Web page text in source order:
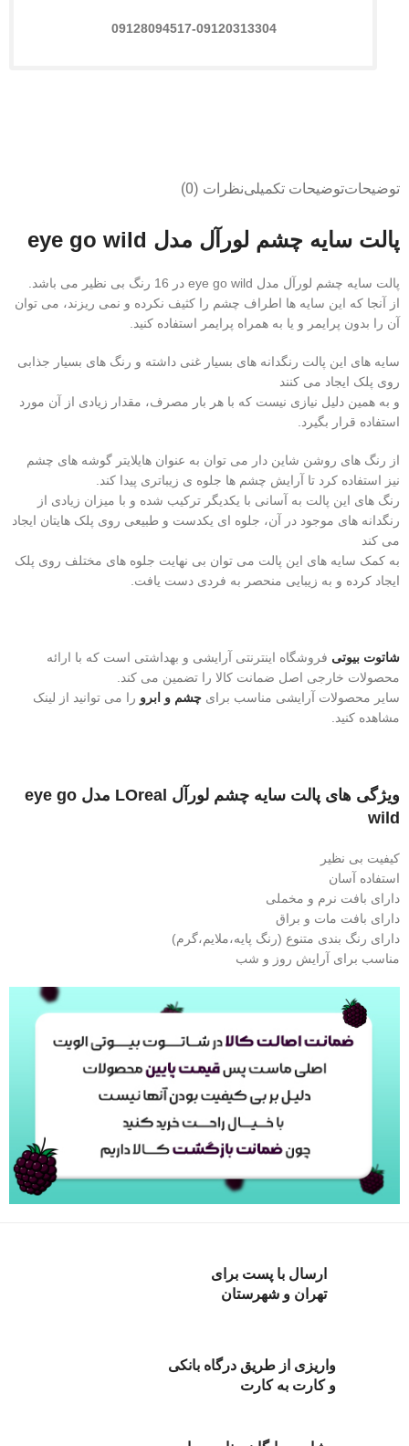
09128094517-09120313304
توضیحاتتوضیحات تکمیلینظرات (0)
پالت سایه چشم لورآل مدل eye go wild
پالت سایه چشم لورآل مدل eye go wild در 16 رنگ بی نظیر می باشد.
از آنجا که این سایه ها اطراف چشم را کثیف نکرده و نمی ریزند، می توان
آن را بدون پرایمر و یا به همراه پرایمر استفاده کنید.
سایه های این پالت رنگدانه های بسیار غنی داشته و رنگ های بسیار جذابی
روی پلک ایجاد می کنند
و به همین دلیل نیازی نیست که با هر بار مصرف، مقدار زیادی از آن مورد
استفاده قرار بگیرد.
از رنگ های روشن شاین دار می توان به عنوان هایلایتر گوشه های چشم
نیز استفاده کرد تا آرایش چشم ها جلوه ی زیباتری پیدا کند.
رنگ های این پالت به آسانی با یکدیگر ترکیب شده و با میزان زیادی از
رنگدانه های موجود در آن، جلوه ای یکدست و طبیعی روی پلک هایتان ایجاد
می کند
به کمک سایه های این پالت می توان بی نهایت جلوه های مختلف روی پلک
ایجاد کرده و به زیبایی منحصر به فردی دست یافت.
شاتوت بیوتی فروشگاه اینترنتی آرایشی و بهداشتی است که با ارائه
محصولات خارجی اصل ضمانت کالا را تضمین می کند.
سایر محصولات آرایشی مناسب برای چشم و ابرو را می توانید از لینک
مشاهده کنید.
ویژگی های پالت سایه چشم لورآل LOreal مدل eye go
wild
کیفیت بی نظیر
استفاده آسان
دارای بافت نرم و مخملی
دارای بافت مات و براق
دارای رنگ بندی متنوع (رنگ پایه،ملایم،گرم)
مناسب برای آرایش روز و شب
ارسال با پست برای
تهران و شهرستان
واریزی از طریق درگاه بانکی
و کارت به کارت